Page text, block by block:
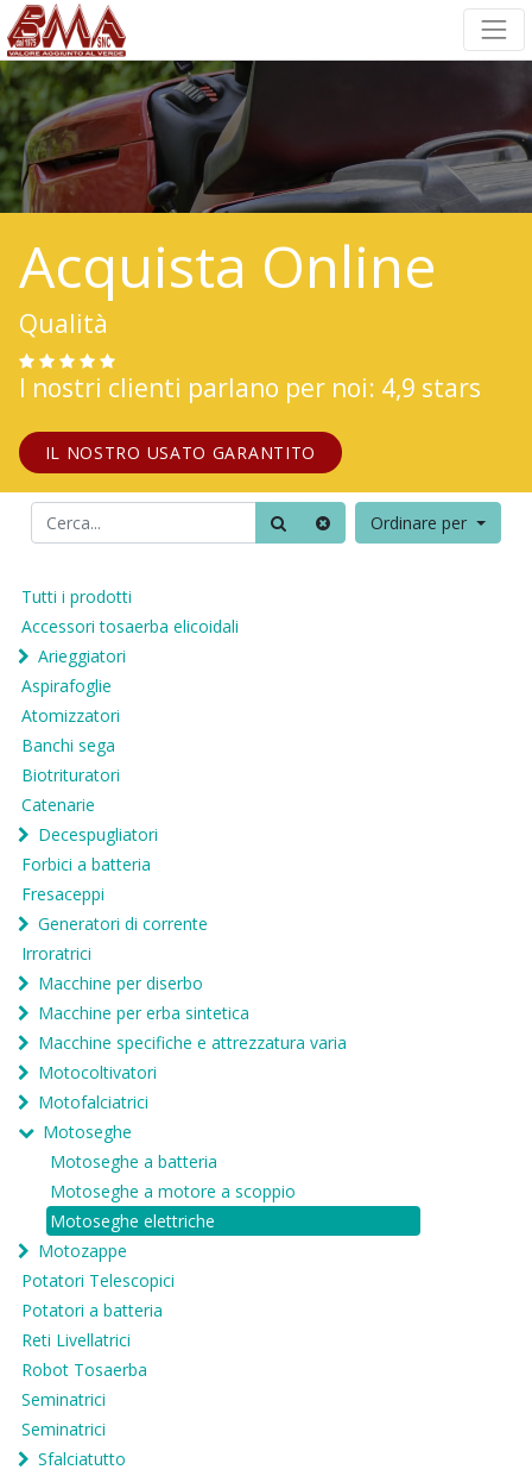
Acquista Online
Qualità
I nostri clienti parlano per noi: 4,9 stars
IL NOSTRO USATO GARANTITO
Ordinare per
Tutti i prodotti
Accessori tosaerba elicoidali
Arieggiatori
Aspirafoglie
Atomizzatori
Banchi sega
Biotrituratori
Catenarie
Decespugliatori
Forbici a batteria
Fresaceppi
Generatori di corrente
Irroratrici
Macchine per diserbo
Macchine per erba sintetica
Macchine specifiche e attrezzatura varia
Motocoltivatori
Motofalciatrici
Motoseghe
Motoseghe a batteria
Motoseghe a motore a scoppio
Motoseghe elettriche
Motozappe
Potatori Telescopici
Potatori a batteria
Reti Livellatrici
Robot Tosaerba
Seminatrici
Seminatrici
Sfalciatutto